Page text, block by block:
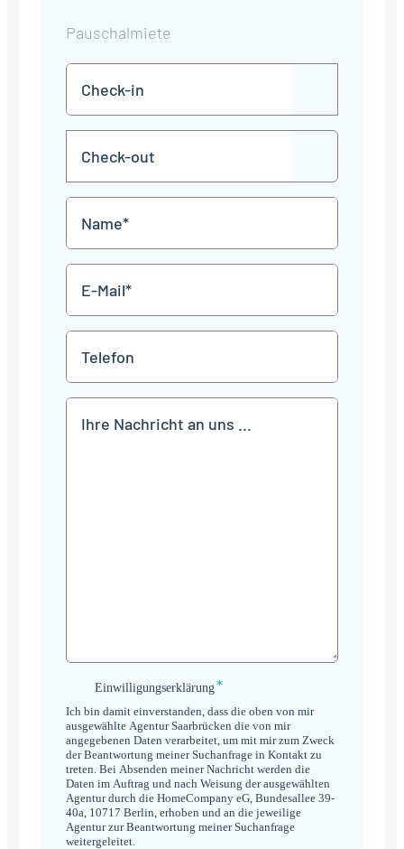
Pauschalmiete
in
TT
Punkt
MM
JJJJ
TT
Punkt
MM
JJJJ
Mail
*
Einwilligungserklärung
Einwilligungserklärung*
Ich bin damit einverstanden, dass die oben von mir
ausgewählte Agentur Saarbrücken die von mir
angegebenen Daten verarbeitet, um mit mir zum Zweck
der Beantwortung meiner Suchanfrage in Kontakt zu
treten. Bei Absenden meiner Nachricht werden die
Daten im Auftrag und nach Weisung der ausgewählten
Agentur durch die HomeCompany eG, Bundesallee 39-
40a, 10717 Berlin, erhoben und an die jeweilige
Agentur zur Beantwortung meiner Suchanfrage
weitergeleitet.